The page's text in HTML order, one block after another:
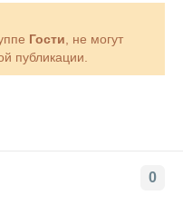
Гости, не могут
публикации.
0